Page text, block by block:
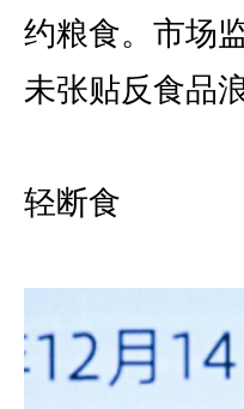
约粮食。市场
未张贴反食品
轻断食